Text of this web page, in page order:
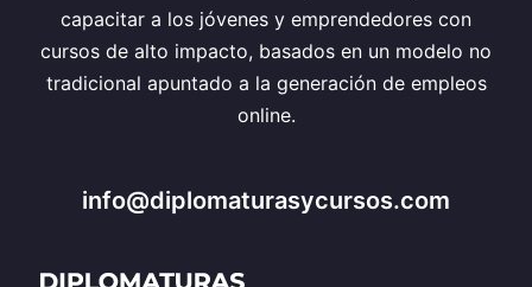
capacitar a los jóvenes y emprendedores con
cursos de alto impacto, basados en un modelo no
tradicional apuntado a la generación de empleos
online.
info@diplomaturasycursos.com